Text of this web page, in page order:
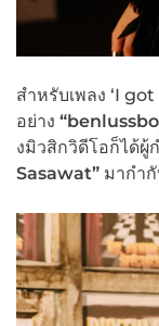
สำหรับเพลง ‘I
อย่าง “
งมิวสิกวิดีโอก็ได้
Sasawat” มากำ